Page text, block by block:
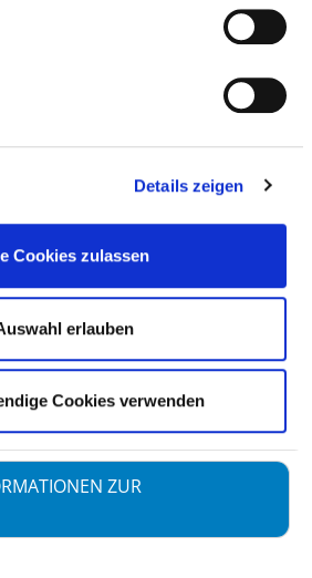
Details zeigen
Cookies zulassen
erlauben
Cookies verwenden
Leistungen der
UND WEITERBILDUNG
LEISTUNGSANGEBOT MIT
ZUR